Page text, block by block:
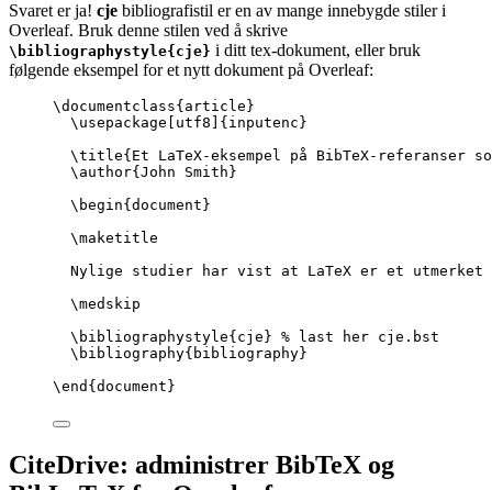
Svaret er ja! cje bibliografistil er en av mange innebygde stiler i
Overleaf. Bruk denne stilen ved å skrive
\bibliographystyle{cje} i ditt tex-dokument, eller bruk
følgende eksempel for et nytt dokument på Overleaf:
\documentclass{ article }
\usepackage
utf8 ]{ inputenc }
\title{Et LaTeX-eksempel på BibTeX-
\author{John Smith}
\begin{ document }
\maketitle
Nylige studier har vist at LaTeX er et utmerket
\medskip
\bibliographystyle{cje} % last her cje.bst
\bibliography{bibliography}
\end { document }
CiteDrive: administrer BibTeX og